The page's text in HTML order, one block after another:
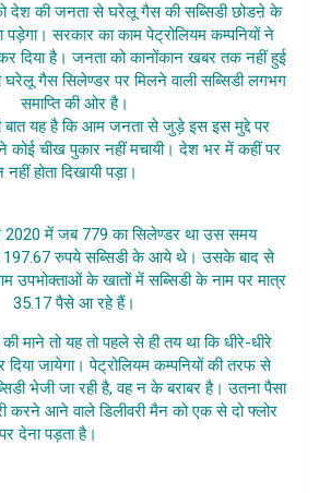
देश की जनता से घरेलू गैस की सब्सिडी छोडऩे के
पड़ेगा। सरकार का काम पेट्रोलियम कम्पनियों ने
दिया है। जनता को कानोंकान खबर तक नहीं हुई
गैस सिलेण्डर पर मिलने वाली सब्सिडी लगभग
समाप्ति की ओर है।
बात यह है कि आम जनता से जुड़े इस इस मुद्दे पर
कोई चीख पुकार नहीं मचायी। देश भर में कहीं पर
होता दिखायी पड़ा।
2020 में जब 779 का सिलेण्डर था उस समय
197.67 रुपये सब्सिडी के आये थे। उसके बाद से
के खातों में सब्सिडी के नाम पर मात्र
35.17 पैसे आ रहे हैं।
माने तो यह तो पहले से ही तय था कि धीरे-धीरे
दिया जायेगा। पेट्रोलियम कम्पनियों की तरफ से
भेजी जा रही है, वह न के बराबर है। उतना पैसा
करने आने वाले डिलीवरी मैन को एक से दो फ्लोर
देना पड़ता है।